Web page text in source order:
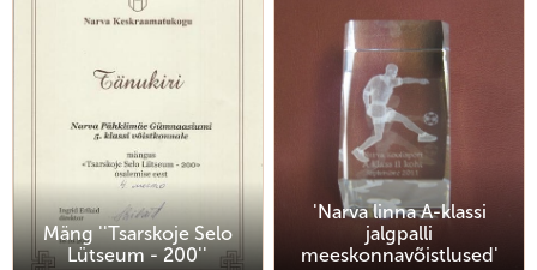
Mäng ''Tsarskoje Selo
Lütseum - 200''
'Narva linna A-klassi
jalgpalli
meeskonnavõistlused'